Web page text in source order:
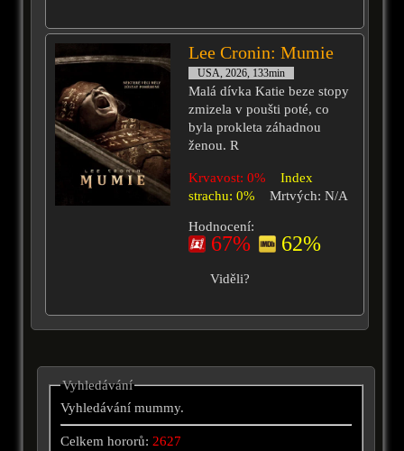
Lee Cronin: Mumie
USA, 2026, 133min
Malá dívka Katie beze stopy
zmizela v poušti poté, co
byla prokleta záhadnou
ženou. R
Krvavost: 0%
Index
strachu: 0%
Mrtvých: N/A
Hodnocení:
67% 62%
Viděli?
Vyhledávání
Vyhledávání mummy.
Celkem hororů:2627